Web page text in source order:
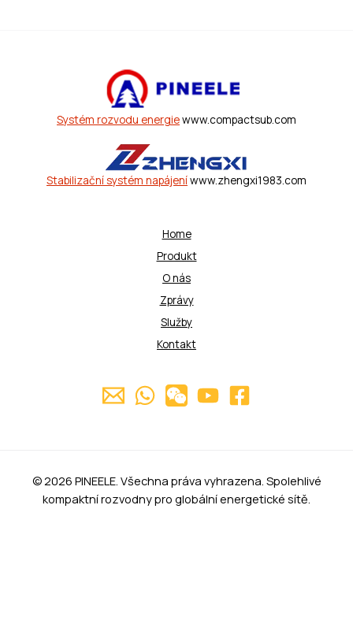
Systém rozvodu energiewww.compactsub.com
Stabilizační systém napájeníwww.zhengxi1983.com
Home
Produkt
O nás
Zprávy
Služby
Kontakt
© 2026 PINEELE. Všechna práva vyhrazena. Spolehlivé
kompaktní rozvodny pro globální energetické sítě.